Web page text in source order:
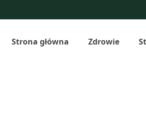
Strona główna Zdrowie